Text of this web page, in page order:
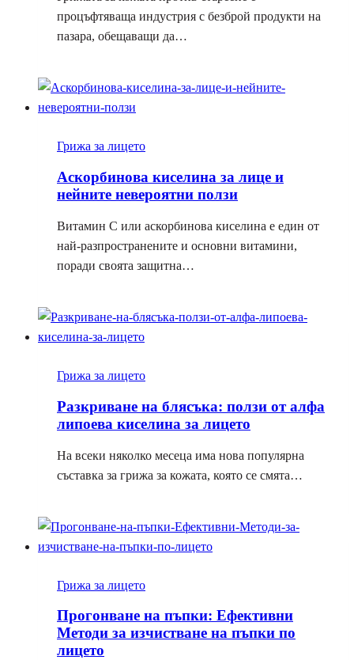
процъфтяваща индустрия с безброй продукти на
пазара, обещаващи да…
Грижа за лицето
Аскорбинова киселина за лице и
нейните невероятни ползи
Витамин С или аскорбинова киселина е един от
най-разпространените и основни витамини,
поради своята защитна…
Грижа за лицето
Разкриване на блясъка: ползи от алфа
липоева киселина за лицето
На всеки няколко месеца има нова популярна
съставка за грижа за кожата, която се смята…
Грижа за лицето
Прогонване на пъпки: Ефективни
Методи за изчистване на пъпки по
лицето